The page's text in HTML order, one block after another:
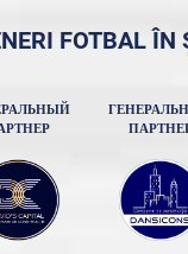
FOTBAL ÎN